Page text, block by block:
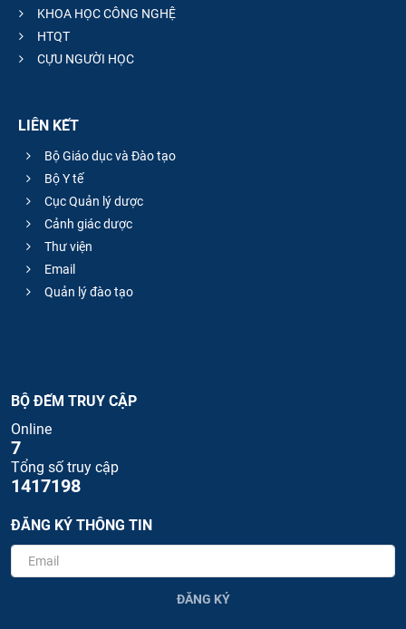
KHOA HỌC CÔNG NGHỆ
HTQT
CỰU NGƯỜI HỌC
LIÊN KẾT
Bộ Giáo dục và Đào tạo
Bộ Y tế
Cục Quản lý dược
Cảnh giác dược
Thư viện
Email
Quản lý đào tạo
BỘ ĐẾM TRUY CẬP
Online
7
Tổng số truy cập
1417198
ĐĂNG KÝ THÔNG TIN
ĐĂNG KÝ